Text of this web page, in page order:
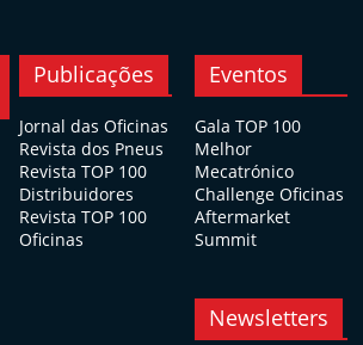
Publicações
Jornal das Oficinas
Revista dos Pneus
Revista TOP 100
Distribuidores
Revista TOP 100
Oficinas
Eventos
Gala TOP 100
Melhor
Mecatrónico
Challenge Oficinas
Aftermarket
Summit
Newsletters